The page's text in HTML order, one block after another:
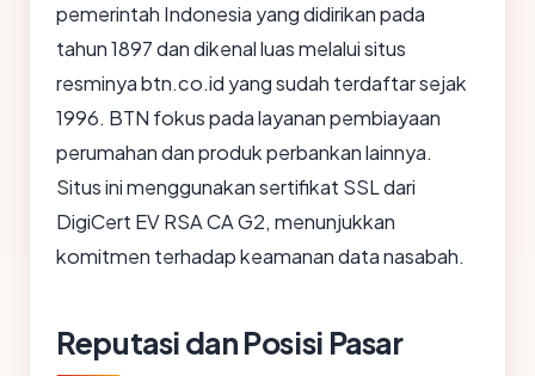
pemerintah Indonesia yang didirikan pada
tahun 1897 dan dikenal luas melalui situs
resminya btn.co.id yang sudah terdaftar sejak
1996. BTN fokus pada layanan pembiayaan
perumahan dan produk perbankan lainnya.
Situs ini menggunakan sertifikat SSL dari
DigiCert EV RSA CA G2, menunjukkan
komitmen terhadap keamanan data nasabah.
Reputasi dan Posisi Pasar